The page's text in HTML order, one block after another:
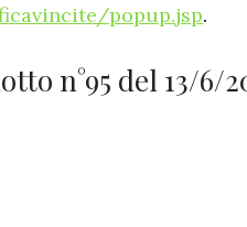
popup.jsp.
n°95 del 13/6/